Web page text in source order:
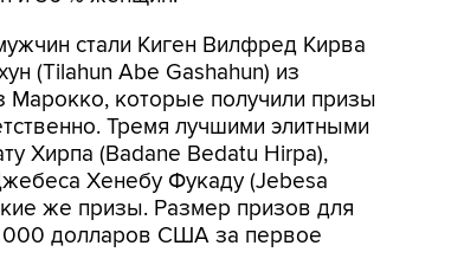
стали Киген Вилфред Кирва
(Tilahun Abe Gashahun) из
Марокко, которые получили призы
Тремя лучшими элитными
Хирпа (Badane Bedatu Hirpa),
Хенебу Фукаду (Jebesa
же призы. Размер призов для
000 долларов США за первое